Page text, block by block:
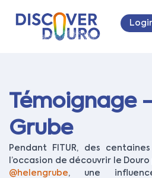
Témoignage
Grube
Pendant FITUR, des
l’occasion de découvrir le
@helengrube, une